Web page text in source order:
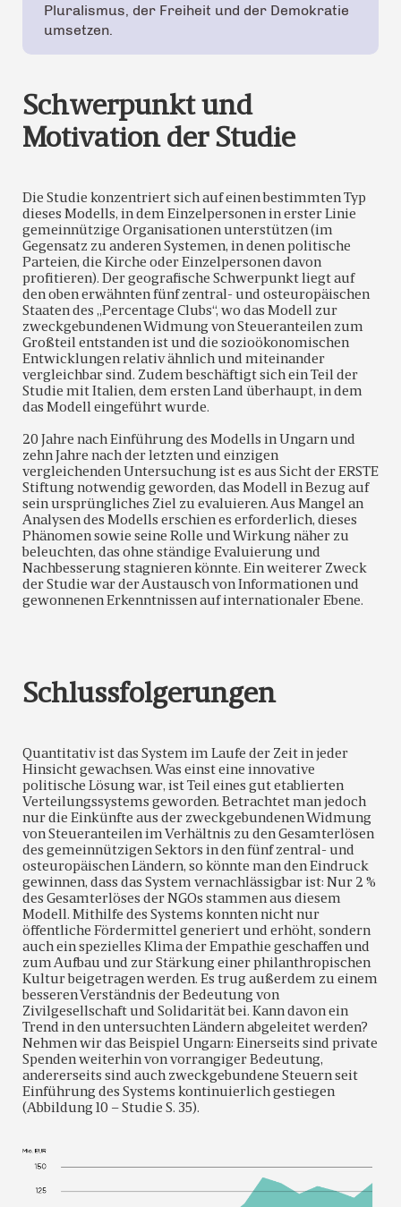
Pluralismus, der Freiheit und der Demokratie
umsetzen.
Schwerpunkt und
Motivation der Studie
Die Studie konzentriert sich auf einen bestimmten Typ
dieses Modells, in dem Einzelpersonen in erster Linie
gemeinnützige Organisationen unterstützen (im
Gegensatz zu anderen Systemen, in denen politische
Parteien, die Kirche oder Einzelpersonen davon
profitieren). Der geografische Schwerpunkt liegt auf
den oben erwähnten fünf zentral- und osteuropäischen
Staaten des „Percentage Clubs“, wo das Modell zur
zweckgebundenen Widmung von Steueranteilen zum
Großteil entstanden ist und die sozioökonomischen
Entwicklungen relativ ähnlich und miteinander
vergleichbar sind. Zudem beschäftigt sich ein Teil der
Studie mit Italien, dem ersten Land überhaupt, in dem
das Modell eingeführt wurde.
20 Jahre nach Einführung des Modells in Ungarn und
zehn Jahre nach der letzten und einzigen
vergleichenden Untersuchung ist es aus Sicht der ERSTE
Stiftung notwendig geworden, das Modell in Bezug auf
sein ursprüngliches Ziel zu evaluieren. Aus Mangel an
Analysen des Modells erschien es erforderlich, dieses
Phänomen sowie seine Rolle und Wirkung näher zu
beleuchten, das ohne ständige Evaluierung und
Nachbesserung stagnieren könnte. Ein weiterer Zweck
der Studie war der Austausch von Informationen und
gewonnenen Erkenntnissen auf internationaler Ebene.
Schlussfolgerungen
Quantitativ ist das System im Laufe der Zeit in jeder
Hinsicht gewachsen. Was einst eine innovative
politische Lösung war, ist Teil eines gut etablierten
Verteilungssystems geworden. Betrachtet man jedoch
nur die Einkünfte aus der zweckgebundenen Widmung
von Steueranteilen im Verhältnis zu den Gesamterlösen
des gemeinnützigen Sektors in den fünf zentral- und
osteuropäischen Ländern, so könnte man den Eindruck
gewinnen, dass das System vernachlässigbar ist: Nur 2 %
des Gesamterlöses der NGOs stammen aus diesem
Modell. Mithilfe des Systems konnten nicht nur
öffentliche Fördermittel generiert und erhöht, sondern
auch ein spezielles Klima der Empathie geschaffen und
zum Aufbau und zur Stärkung einer philanthropischen
Kultur beigetragen werden. Es trug außerdem zu einem
besseren Verständnis der Bedeutung von
Zivilgesellschaft und Solidarität bei. Kann davon ein
Trend in den untersuchten Ländern abgeleitet werden?
Nehmen wir das Beispiel Ungarn: Einerseits sind private
Spenden weiterhin von vorrangiger Bedeutung,
andererseits sind auch zweckgebundene Steuern seit
Einführung des Systems kontinuierlich gestiegen
(Abbildung 10 – Studie S. 35).